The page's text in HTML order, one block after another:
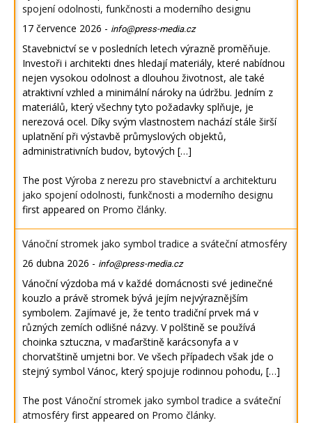
spojení odolnosti, funkčnosti a moderního designu
17 července 2026 - info@press-media.cz
Stavebnictví se v posledních letech výrazně proměňuje.
Investoři i architekti dnes hledají materiály, které nabídnou
nejen vysokou odolnost a dlouhou životnost, ale také
atraktivní vzhled a minimální nároky na údržbu. Jedním z
materiálů, který všechny tyto požadavky splňuje, je
nerezová ocel. Díky svým vlastnostem nachází stále širší
uplatnění při výstavbě průmyslových objektů,
administrativních budov, bytových […]
The post Výroba z nerezu pro stavebnictví a architekturu
jako spojení odolnosti, funkčnosti a moderního designu
first appeared on Promo články.
Vánoční stromek jako symbol tradice a sváteční atmosféry
26 dubna 2026 - info@press-media.cz
Vánoční výzdoba má v každé domácnosti své jedinečné
kouzlo a právě stromek bývá jejím nejvýraznějším
symbolem. Zajímavé je, že tento tradiční prvek má v
různých zemích odlišné názvy. V polštině se používá
choinka sztuczna, v maďarštině karácsonyfa a v
chorvatštině umjetni bor. Ve všech případech však jde o
stejný symbol Vánoc, který spojuje rodinnou pohodu, […]
The post Vánoční stromek jako symbol tradice a sváteční
atmosféry first appeared on Promo články.